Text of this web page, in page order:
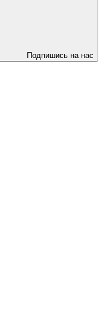
Подпишись на нас